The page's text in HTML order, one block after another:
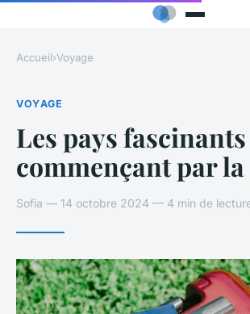
Accueil›Voyage
VOYAGE
Les pays fascinants
commençant par
Sofia — 14 octobre 2024 — 4 min de